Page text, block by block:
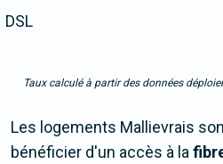
DSL
Taux calculé à partir des données
Les logements Mallievrais
bénéficier d'un accès à la